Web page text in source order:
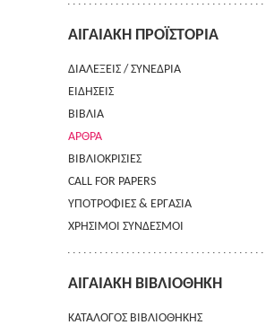
ΑΙΓΑΙΑΚΗ ΠΡΟΪΣΤΟΡΙΑ
ΔΙΑΛΕΞΕΙΣ / ΣΥΝΕΔΡΙΑ
ΕΙΔΗΣΕΙΣ
ΒΙΒΛΙΑ
ΑΡΘΡΑ
ΒΙΒΛΙΟΚΡΙΣΙΕΣ
CALL FOR PAPERS
ΥΠΟΤΡΟΦΙΕΣ & ΕΡΓΑΣΙΑ
ΧΡΗΣΙΜΟΙ ΣΥΝΔΕΣΜΟΙ
ΑΙΓΑΙΑΚΗ ΒΙΒΛΙΟΘΗΚΗ
ΚΑΤΑΛΟΓΟΣ ΒΙΒΛΙΟΘΗΚΗΣ